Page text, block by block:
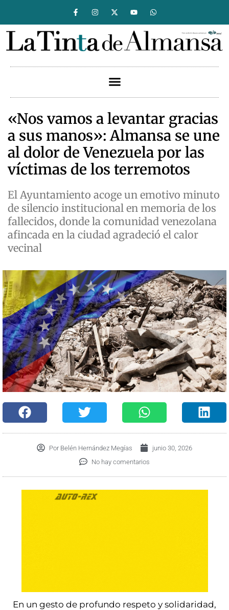
«Nos vamos a levantar gracias
a sus manos»: Almansa se une
al dolor de Venezuela por las
víctimas de los terremotos
El Ayuntamiento acoge un emotivo minuto
de silencio institucional en memoria de los
fallecidos, donde la comunidad venezolana
afincada en la ciudad agradeció el calor
vecinal
Por Belén Hernández Megías
junio 30, 2026
No hay comentarios
En un gesto de profundo respeto y solidaridad,